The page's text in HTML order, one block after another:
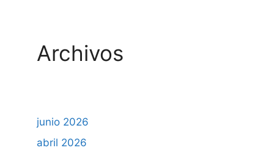
Archivos
junio 2026
abril 2026